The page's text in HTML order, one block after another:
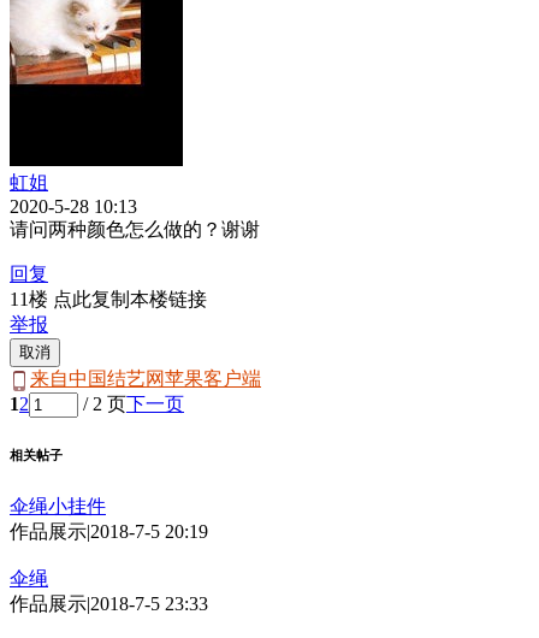
虹姐
2020-5-28 10:13
请问两种颜色怎么做的？谢谢
回复
11楼 点此复制本楼链接
举报
取消
来自中国结艺网苹果客户端
12 / 2 页下一页
相关帖子
伞绳小挂件
作品展示|2018-7-5 20:19
伞绳
作品展示|2018-7-5 23:33